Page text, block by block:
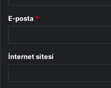
E-posta *
İnternet sitesi